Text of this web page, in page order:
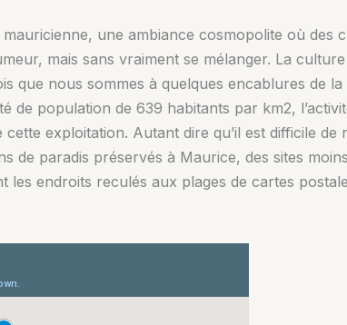
une ambiance cosmopolite où des
mais sans vraiment se mélanger. La
que nous sommes à quelques encablures de la
de population de 639 habitants par km2,
exploitation. Autant dire qu’il est difficile
de paradis préservés à Maurice, des sites
endroits reculés aux plages de cartes